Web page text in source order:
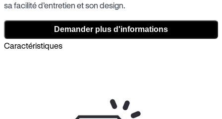
sa facilité d’entretien et son design.
Demander plus d'informations
Caractéristiques